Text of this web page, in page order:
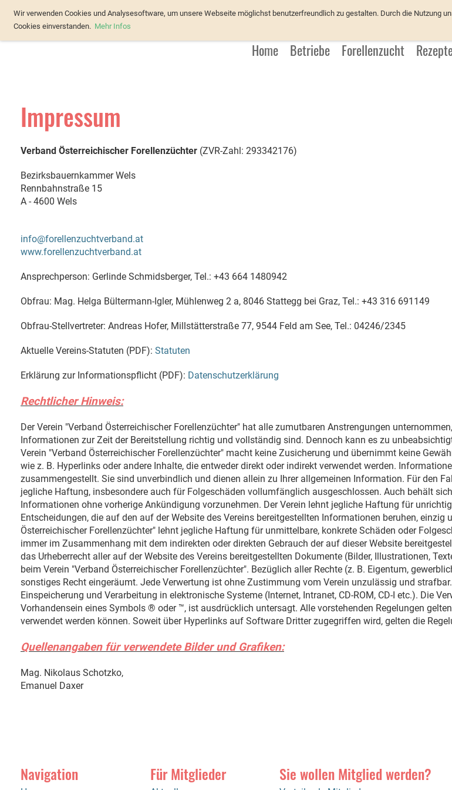
Wir verwenden Cookies und Analysesoftware, um unsere Webseite möglichst benutzerfreundlich zu gestalten. Durch die Nutzung
Cookies einverstanden. Mehr Infos
Verband Österreichischer Forellenzüchter
Home Betriebe Forellenzucht
Impressum
Verband Österreichischer Forellenzüchter (ZVR-Zahl: 293342176)
Bezirksbauernkammer Wels
Rennbahnstraße 15
A - 4600 Wels
info@forellenzuchtverband.at
www.forellenzuchtverband.at
Ansprechperson: Gerlinde Schmidsberger, Tel.: +43 664 1480942
Obfrau: Mag. Helga Bültermann-Igler, Mühlenweg 2 a, 8046 Stattegg bei Graz, Tel.: +43 316 691149
Obfrau-Stellvertreter: Andreas Hofer, Millstätterstraße 77, 9544 Feld am See, Tel.: 04246/2345
Aktuelle Vereins-Statuten (PDF): Statuten
Erklärung zur Informationspflicht (PDF): Datenschutzerklärung
Rechtlicher Hinweis:
Der Verein "Verband Österreichischer Forellenzüchter" hat alle zumutbaren Anstrengungen
Informationen zur Zeit der Bereitstellung richtig und vollständig sind. Dennoch kann es zu
Verein "Verband Österreichischer Forellenzüchter" macht keine Zusicherung und übernimmt keine
wie z. B. Hyperlinks oder andere Inhalte, die entweder direkt oder indirekt verwendet werden.
zusammengestellt. Sie sind unverbindlich und dienen allein zu Ihrer allgemeinen Information. Für den
jegliche Haftung, insbesondere auch für Folgeschäden vollumfänglich ausgeschlossen. Auch behält
Informationen ohne vorherige Ankündigung vorzunehmen. Der Verein lehnt jegliche Haftung für
Entscheidungen, die auf den auf der Website des Vereins bereitgestellten Informationen beruhen,
Österreichischer Forellenzüchter" lehnt jegliche Haftung für unmittelbare, konkrete Schäden oder
immer im Zusammenhang mit dem indirekten oder direkten Gebrauch der auf dieser Website
das Urheberrecht aller auf der Website des Vereins bereitgestellten Dokumente (Bilder, Illustrationen,
beim Verein "Verband Österreichischer Forellenzüchter". Bezüglich aller Rechte (z. B. Eigentum,
sonstiges Recht eingeräumt. Jede Verwertung ist ohne Zustimmung vom Verein unzulässig und
Einspeicherung und Verarbeitung in elektronische Systeme (Internet, Intranet, CD-ROM, CD-I etc.). Die
Vorhandensein eines Symbols ® oder ™, ist ausdrücklich untersagt. Alle vorstehenden Regelungen
verwendet werden können. Soweit über Hyperlinks auf Software Dritter zugegriffen wird, gelten die
Quellenangaben für verwendete Bilder und Grafiken:
Mag. Nikolaus Schotzko,
Emanuel Daxer
Navigation Für Mitglieder Sie wollen Mitglied werden?